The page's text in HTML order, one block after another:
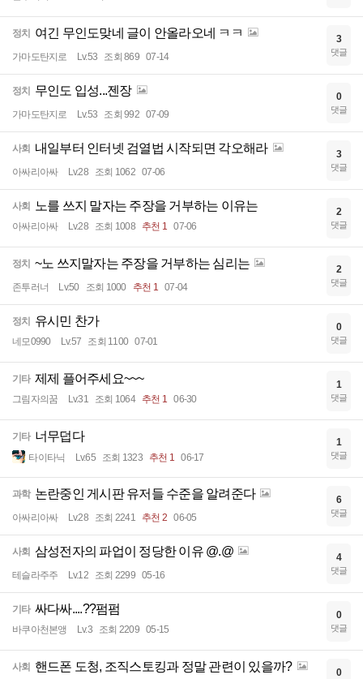
정치 여긴 무인도맞네 글이 안올라오네 ㅋㅋ
가마도탄지로 Lv.53 조회 869 07-14
3
댓글
정치 무인도 입성...젠장
가마도탄지로 Lv.53 조회 992 07-09
0
댓글
사회 내일부터 인터넷 검열법 시작되면 각오해라
아싸리아싸 Lv.28 조회 1062 07-06
3
댓글
사회 노를 쓰지 말자는 주장을 거부하는 이유는
아싸리아싸 Lv.28 조회 1008 추천 1 07-06
2
댓글
정치 ~노 쓰지말자는 주장을 거부하는 심리는
존투러너 Lv.50 조회 1000 추천 1 07-04
2
댓글
정치 유시민 찬가
네모0990 Lv.57 조회 1100 07-01
0
댓글
기타 제제 플어주세요~~~
그림자의꿈 Lv.31 조회 1064 추천 1 06-30
1
댓글
기타 너무덥다
타이타닉 Lv.65 조회 1323 추천 1 06-17
1
댓글
과학 논란중인 게시판 유저들 수준을 알려준다
아싸리아싸 Lv.28 조회 2241 추천 2 06-05
6
댓글
사회 삼성전자의 파업이 정당한 이유 @.@
테슬라주주 Lv.12 조회 2299 05-16
4
댓글
기타 싸다싸....??펌펌
바쿠아천본앵 Lv.3 조회 2209 05-15
0
댓글
사회 핸드폰 도청, 조직스토킹과 정말 관련이 있을까? 0